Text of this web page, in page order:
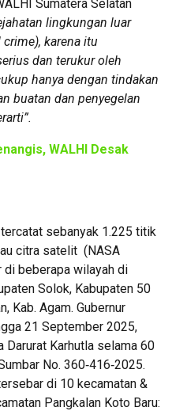
Sumatera Selatan
lingkungan luar
karena itu
dan terukur oleh
hanya dengan tindakan
buatan dan penyegelan
WALHI Desak
sebanyak 1.225 titik
citra satelit (NASA
di beberapa wilayah di
Solok, Kabupaten 50
Kab. Agam. Gubernur
21 September 2025,
Karhutla selama 60
No. 360‑416‑2025.
di 10 kecamatan &
Pangkalan Koto Baru: